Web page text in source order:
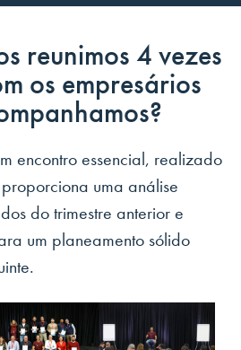
reunimos 4 vezes
os empresários
encontro essencial, realizado
uma análise
do trimestre anterior e
um planeamento sólido